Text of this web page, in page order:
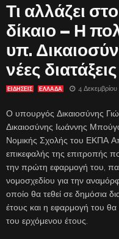
Τι αλλάζει
δίκαιο – Η
υπ.
νέες διατάξεις
ΕΙΔΗΣΕΙΣ ΕΛΛΑΔΑ 4
Ο υπουργός Δικαιοσύνης
Δικαιοσύνης Ιωάννης
Νομικής Σχολής του ΕΚΠΑ
επικεφαλής της επιτροπής
την πρώτη εφαρμογή του,
νομοσχεδίου για την
οποίο θα τεθεί σε δημόσια
έτους και η εφαρμογή του
του ερχόμενου έτους.